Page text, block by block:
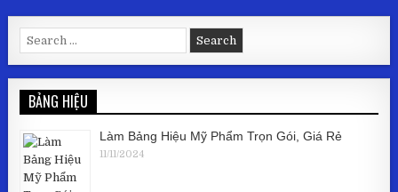
Search for:
BẢNG HIỆU
Làm Bảng Hiệu Mỹ Phẩm Trọn Gói, Giá Rẻ
11/11/2024